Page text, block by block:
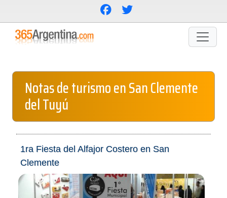
Notas de turismo en San Clemente
del Tuyú
1ra Fiesta del Alfajor Costero en San
Clemente